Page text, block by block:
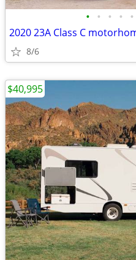
• • • • •
2020 23A Class C
8/6
$40,995